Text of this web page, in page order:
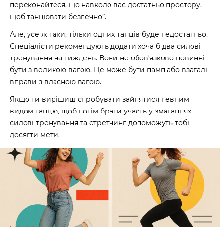
переконайтеся, що навколо вас достатньо простору,
щоб танцювати безпечно”.
Але, усе ж таки, тільки одних танців буде недостатньо.
Спеціалісти рекомендують додати хоча б два силові
тренування на тиждень. Вони не обовʼязково повинні
бути з великою вагою. Це може бути памп або взагалі
вправи з власною вагою.
Якщо ти вирішиш спробувати зайнятися певним
видом танцю, щоб потім брати участь у змаганнях,
силові тренування та стретчинг допоможуть тобі
досягти мети.